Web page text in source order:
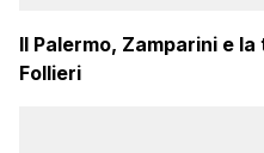
Il Palermo, Zamparini e
Follieri